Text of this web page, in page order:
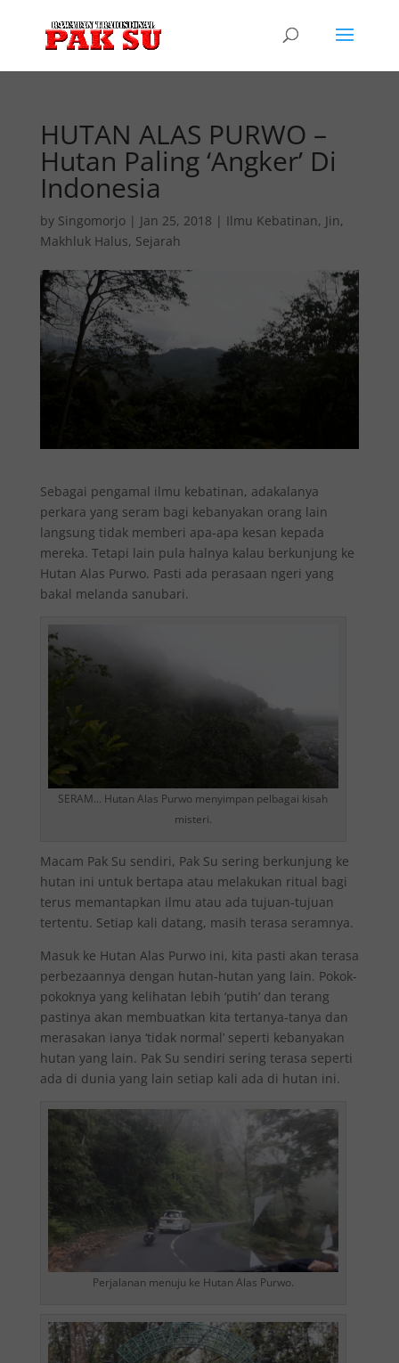
HUTAN ALAS PURWO –
Hutan Paling ‘Angker’ Di
Indonesia
by Singomorjo| Jan 25, 2018 | Ilmu Kebatinan, Jin,
Makhluk Halus, Sejarah
Sebagai pengamal ilmu kebatinan, adakalanya
perkara yang seram bagi kebanyakan orang lain
langsung tidak memberi apa-apa kesan kepada
mereka. Tetapi lain pula halnya kalau berkunjung ke
Hutan Alas Purwo. Pasti ada perasaan ngeri yang
bakal melanda sanubari.
SERAM… Hutan Alas Purwo menyimpan pelbagai kisah
misteri.
Macam Pak Su sendiri, Pak Su sering berkunjung ke
hutan ini untuk bertapa atau melakukan ritual bagi
terus memantapkan ilmu atau ada tujuan-tujuan
tertentu. Setiap kali datang, masih terasa seramnya.
Masuk ke Hutan Alas Purwo ini, kita pasti akan terasa
perbezaannya dengan hutan-hutan yang lain. Pokok-
pokoknya yang kelihatan lebih ‘putih’ dan terang
pastinya akan membuatkan kita tertanya-tanya dan
merasakan ianya ‘tidak normal’ seperti kebanyakan
hutan yang lain. Pak Su sendiri sering terasa seperti
ada di dunia yang lain setiap kali ada di hutan ini.
Perjalanan menuju ke Hutan Alas Purwo.